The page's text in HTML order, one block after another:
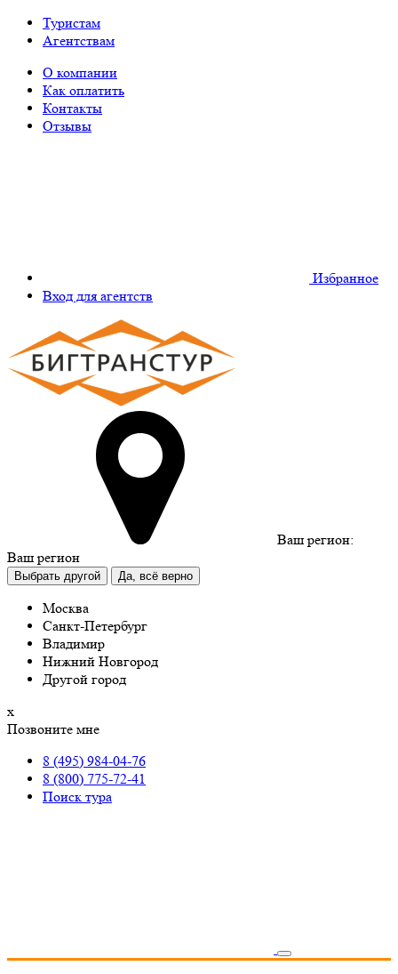
Туристам
Агентствам
О компании
Как оплатить
Контакты
Отзывы
Избранное
Вход для агентств
Ваш регион:
Ваш регион
Выбрать другой Да, всё верно
Москва
Санкт-Петербург
Владимир
Нижний Новгород
Другой город
х
Позвоните мне
8 (495) 984-04-76
8 (800) 775-72-41
Поиск тура